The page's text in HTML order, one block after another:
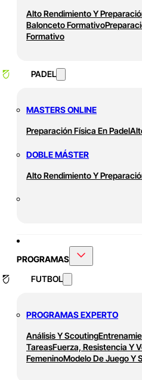
Alto Rendimiento Y
Balonceto Formativo
Formativo
PADEL
MASTERS ONLINE
Preparación Física En Padel
DOBLE MÁSTER
Alto Rendimiento Y
PROGRAMAS
FUTBOL
PROGRAMAS EXPERTO
Análisis Y Scouting
TareasFuerza, Resistencia Y
FemeninoModelo De Juego Y